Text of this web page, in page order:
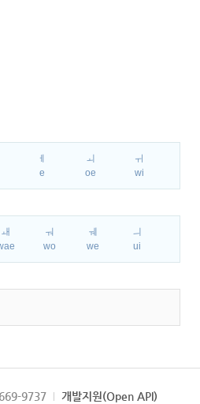
ㅔ
e
ㅚ
oe
ㅟ
wi
ㅙ
ㅝ
wo
ㅞ
we
ㅢ
ui
9737 개발지원(Open API)